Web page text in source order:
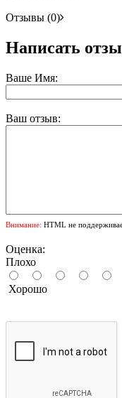
Отзывы (0)
Написать
Ваше Имя:
Ваш отзыв:
Внимание: HTML не
Оценка:
Плохо
Хорошо